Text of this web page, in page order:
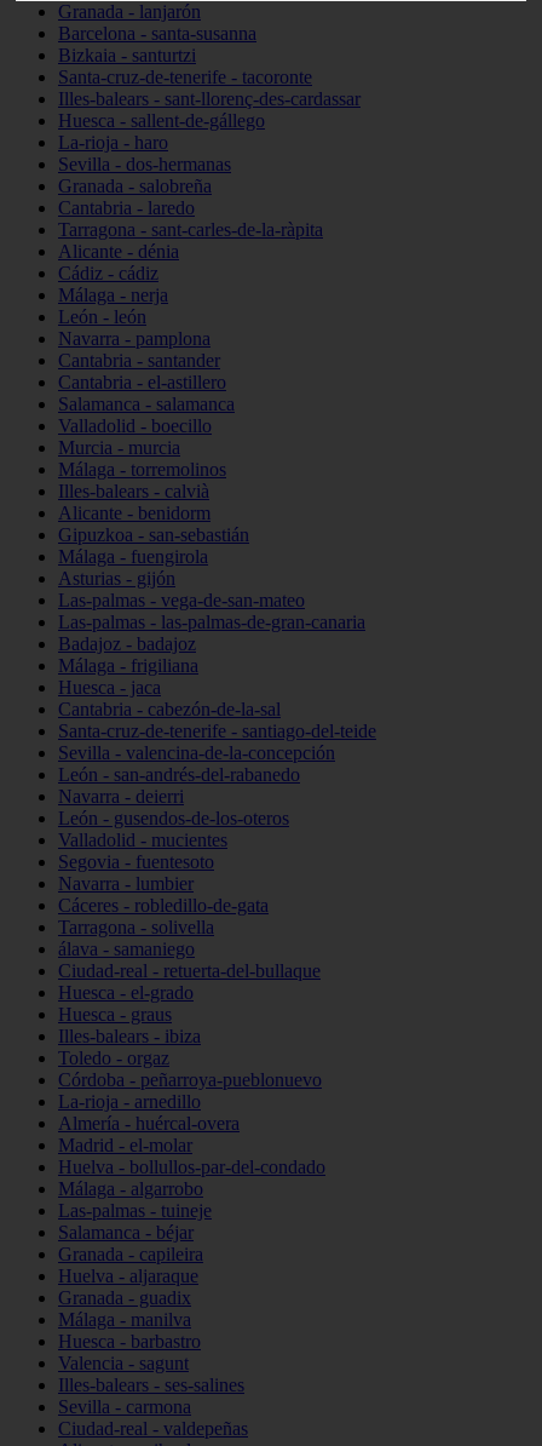
Granada - lanjarón
Barcelona - santa-susanna
Bizkaia - santurtzi
Santa-cruz-de-tenerife - tacoronte
Illes-balears - sant-llorenç-des-cardassar
Huesca - sallent-de-gállego
La-rioja - haro
Sevilla - dos-hermanas
Granada - salobreña
Cantabria - laredo
Tarragona - sant-carles-de-la-ràpita
Alicante - dénia
Cádiz - cádiz
Málaga - nerja
León - león
Navarra - pamplona
Cantabria - santander
Cantabria - el-astillero
Salamanca - salamanca
Valladolid - boecillo
Murcia - murcia
Málaga - torremolinos
Illes-balears - calvià
Alicante - benidorm
Gipuzkoa - san-sebastián
Málaga - fuengirola
Asturias - gijón
Las-palmas - vega-de-san-mateo
Las-palmas - las-palmas-de-gran-canaria
Badajoz - badajoz
Málaga - frigiliana
Huesca - jaca
Cantabria - cabezón-de-la-sal
Santa-cruz-de-tenerife - santiago-del-teide
Sevilla - valencina-de-la-concepción
León - san-andrés-del-rabanedo
Navarra - deierri
León - gusendos-de-los-oteros
Valladolid - mucientes
Segovia - fuentesoto
Navarra - lumbier
Cáceres - robledillo-de-gata
Tarragona - solivella
álava - samaniego
Ciudad-real - retuerta-del-bullaque
Huesca - el-grado
Huesca - graus
Illes-balears - ibiza
Toledo - orgaz
Córdoba - peñarroya-pueblonuevo
La-rioja - arnedillo
Almería - huércal-overa
Madrid - el-molar
Huelva - bollullos-par-del-condado
Málaga - algarrobo
Las-palmas - tuineje
Salamanca - béjar
Granada - capileira
Huelva - aljaraque
Granada - guadix
Málaga - manilva
Huesca - barbastro
Valencia - sagunt
Illes-balears - ses-salines
Sevilla - carmona
Ciudad-real - valdepeñas